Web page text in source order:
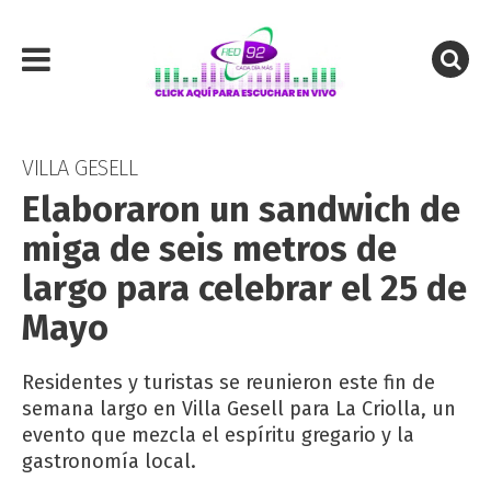
VILLA GESELL
Elaboraron un sandwich de
miga de seis metros de
largo para celebrar el 25 de
Mayo
Residentes y turistas se reunieron este fin de
semana largo en Villa Gesell para La Criolla, un
evento que mezcla el espíritu gregario y la
gastronomía local.